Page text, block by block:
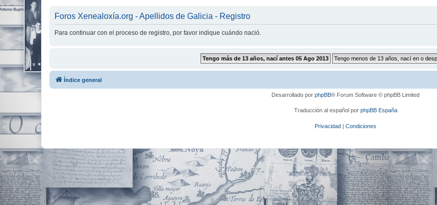
Foros Xenealoxía.org - Apellidos de Galicia - Registro
Para continuar con el proceso de registro, por favor indique cuándo nació.
Índice general
Desarrollado por phpBB® Forum Software © phpBB Limited
Traducción al español por phpBB España
Privacidad | Condiciones